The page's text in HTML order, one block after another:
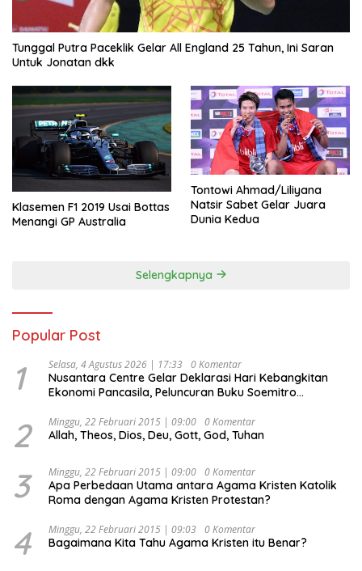
Tunggal Putra Paceklik Gelar All England 25 Tahun, Ini Saran
Untuk Jonatan dkk
Klasemen F1 2019 Usai Bottas
Menangi GP Australia
Tontowi Ahmad/Liliyana
Natsir Sabet Gelar Juara
Dunia Kedua
Selengkapnya
Popular Post
1 Selasa, 4 Agustus 2026 | 17:33 0 Komentar
Nusantara Centre Gelar Deklarasi Hari Kebangkitan
Ekonomi Pancasila, Peluncuran Buku Soemitro
Ekonomi Politik Indonesia) & Simposium Nasional
“Urgensi Undang-Undang Perekonomian Nasional dan
Indonesia Emas 2045”,
2 Minggu, 22 Februari 2015 | 09:00 0 Komentar
Allah, Theos, Dios, Deu, Gott, God, Tuhan
3 Minggu, 22 Februari 2015 | 09:00 0 Komentar
Apa Perbedaan Utama antara Agama Kristen Katolik
Roma dengan Agama Kristen Protestan?
4 Minggu, 22 Februari 2015 | 09:03 0 Komentar
Bagaimana Kita Tahu Agama Kristen itu Benar?